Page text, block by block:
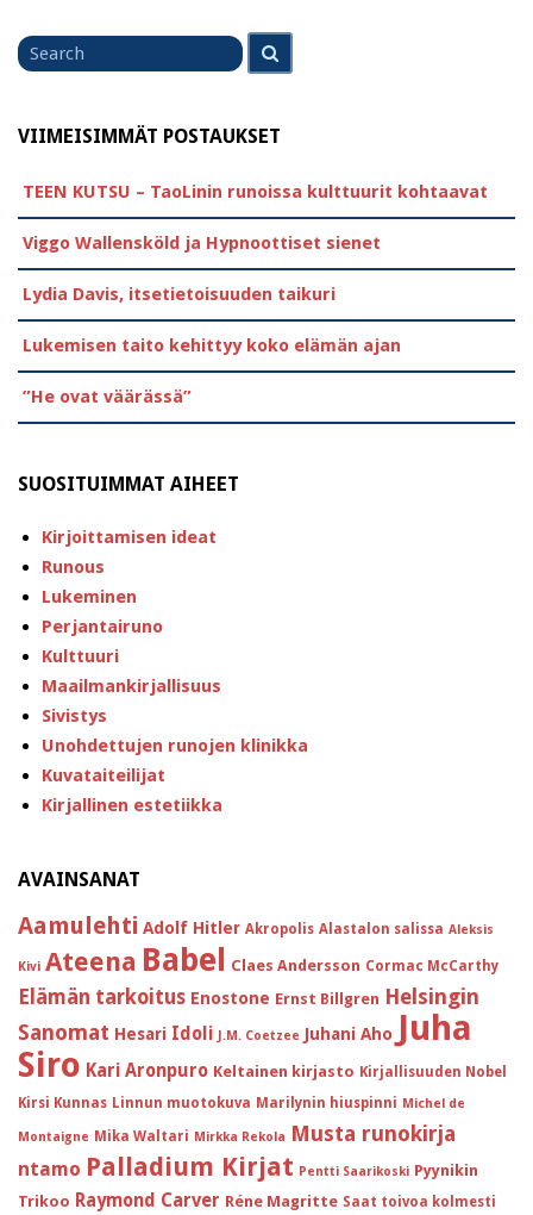
Search
for
VIIMEISIMMÄT POSTAUKSET
TEEN KUTSU – TaoLinin runoissa kulttuurit kohtaavat
Viggo Wallensköld ja Hypnoottiset sienet
Lydia Davis, itsetietoisuuden taikuri
Lukemisen taito kehittyy koko elämän ajan
”He ovat väärässä”
SUOSITUIMMAT AIHEET
Kirjoittamisen ideat
Runous
Lukeminen
Perjantairuno
Kulttuuri
Maailmankirjallisuus
Sivistys
Unohdettujen runojen klinikka
Kuvataiteilijat
Kirjallinen estetiikka
AVAINSANAT
Aamulehti Adolf Hitler Akropolis Alastalon salissa Aleksis
Kivi Ateena Babel Claes Andersson Cormac McCarthy
Elämän tarkoitus Enostone Ernst Billgren Helsingin
Sanomat Hesari Idoli J.M. Coetzee Juhani Aho Juha
Siro Kari Aronpuro Keltainen kirjasto Kirjallisuuden Nobel
Kirsi Kunnas Linnun muotokuva Marilynin hiuspinni Michel de
Montaigne Mika Waltari Mirkka Rekola Musta runokirja
ntamo Palladium Kirjat Pentti Saarikoski Pyynikin
Trikoo Raymond Carver Réne Magritte Saat toivoa kolmesti